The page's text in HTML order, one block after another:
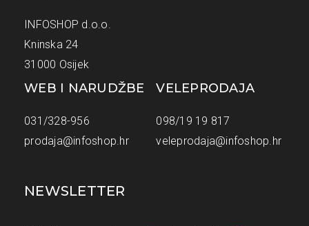
INFOSHOP d.o.o.
Kninska 24
31000 Osijek
WEB I NARUDŽBE
031/328-956
prodaja@infoshop.hr
VELEPRODAJA
098/19 19 817
veleprodaja@infoshop.hr
NEWSLETTER